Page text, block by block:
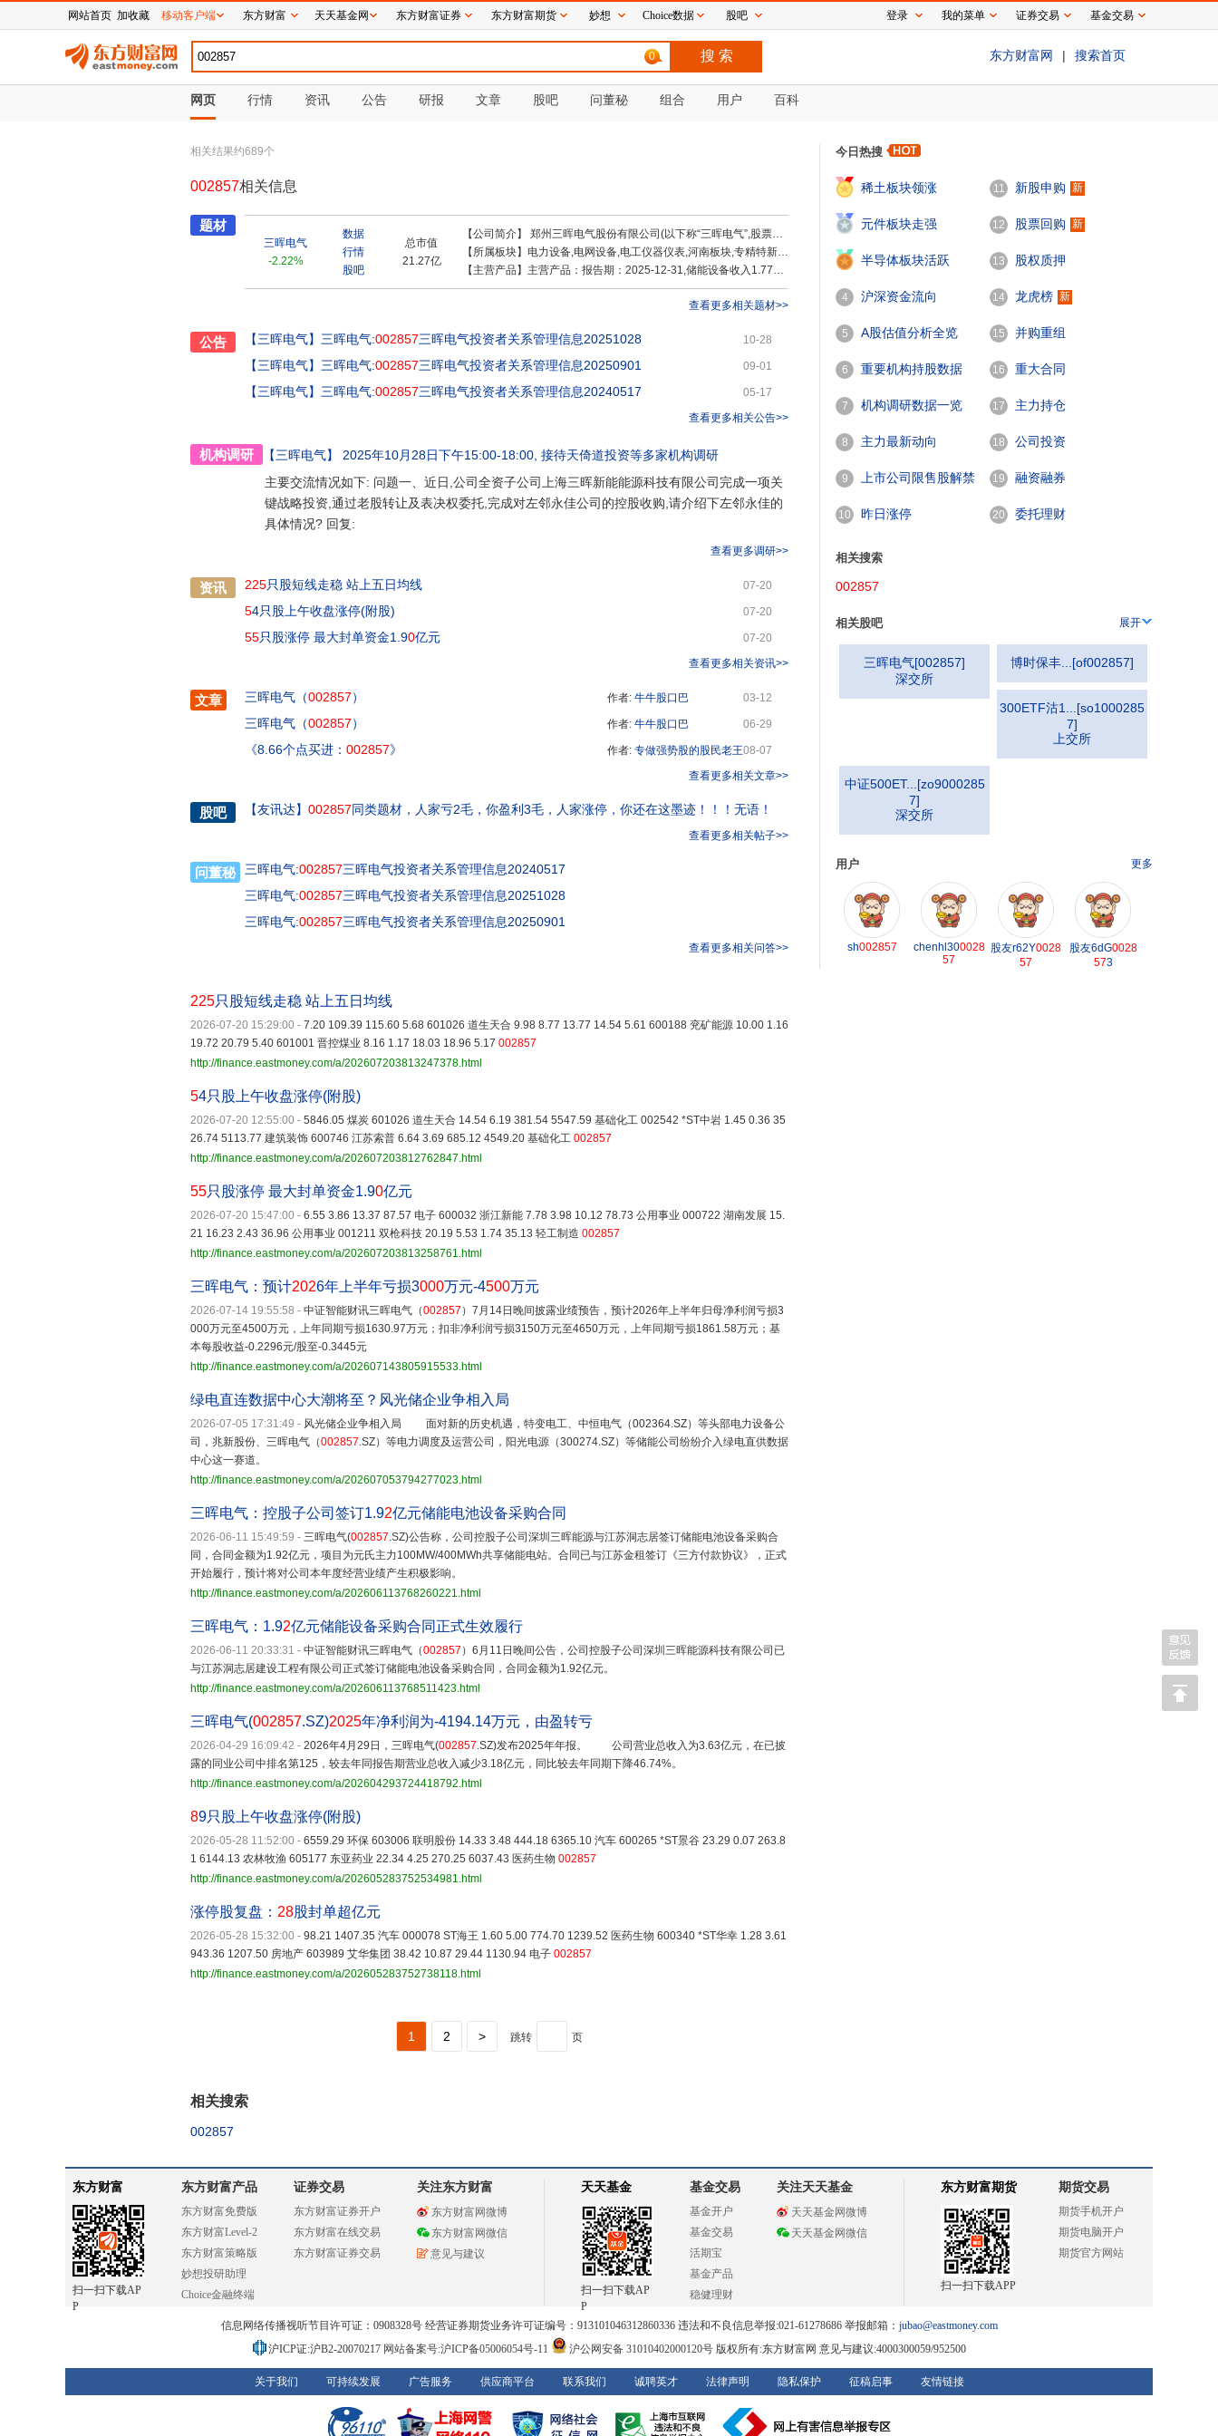
0 东方财富网 | 搜索首页
网页 行情 资讯 公告 研报 文章 股吧 问董秘 组合 用户 百科
相关结果约689个
002857相关信息
题材
三晖电气
-2.22%
数据
行情
股吧
总市值
21.27亿
【公司简介】 郑州三晖电气股份有限公司(以下称“三晖电气”,股票代码
)2017年3月23日在深交所中小板挂牌上市。
【所属板块】 电力设备,电网设备,电工仪器仪表,河南板块,专精特新,电网概念,微盘股,机器人概念,储能概念,虚拟电厂,智能电网,新能源
【主营产品】 主营产品：报告期：2025-12-31,储能设备收入1.77亿 ，占比48.91% ，利润0.05亿 ，占比8.21% ，毛利率2.87%；其他(补充)收入0.09亿 ，占比2.38% ，利润0.04亿 ，占比6.88% ，毛利率49.29%；康养机器人收入0.03亿 ，占比0.94% ，利润0亿 ，占比-0.16% ，毛利率-2.91%；电能表标准与校验装置产品系列收入0.52亿 ，占比14.31% ，利润0.2亿 ，占比32.15% ，毛利率38.34%；电能计量配套产品系列收入1.21亿 ，占比33.45% ，利润0.33亿 ，占比52.91% ，毛利率27%
查看更多相关题材>>
公告 【三晖电气】 三晖电气:002857三晖电气投资者关系管理信息20251028 10-28
【三晖电气】 三晖电气:002857三晖电气投资者关系管理信息20250901 09-01
【三晖电气】 三晖电气:002857三晖电气投资者关系管理信息20240517
05-17
查看更多相关公告>>
机构调研 【三晖电气】 2025年10月28日下午15:00-18:00 , 接待天倚道投资等多家机构调研
主要交流情况如下: 问题一、近日,公司全资子公司上海三晖新能能源科技有限公司完成一项关
键战略投资,通过老股转让及表决权委托,完成对左邻永佳公司的控股收购,请介绍下左邻永佳的
具体情况? 回复:
查看更多调研>>
资讯 225只股短线走稳 站上五日均线 07-20
54只股上午收盘涨停(附股) 07-20
55只股涨停 最大封单资金1.90亿元
07-20
查看更多相关资讯>>
文章 三晖电气（002857） 作者: 牛牛股口巴 03-12
三晖电气（002857） 作者: 牛牛股口巴 06-29
《8.66个点买进： 002857》 作者: 专做强势股的股民老王08-07
查看更多相关文章>>
股吧 【友讯达】 002857同类题材，人家亏2毛，你盈利3毛，人家涨停，你还在这墨迹！！！无语！
查看更多相关帖子>>
问董秘 三晖电气:002857三晖电气投资者关系管理信息20240517
三晖电气:002857三晖电气投资者关系管理信息20251028
三晖电气:002857三晖电气投资者关系管理信息20250901
查看更多相关问答>>
225只股短线走稳 站上五日均线
2026-07-20 15:29:00 - 7.20 109.39 115.60 5.68 601026 道生天合 9.98 8.77 13.77 14.54 5.61 600188 兖矿能源 10.00 1.16
19.72 20.79 5.40 601001 晋控煤业 8.16 1.17 18.03 18.96 5.17 002857
http://finance.eastmoney.com/a/202607203813247378.html
54只股上午收盘涨停(附股)
2026-07-20 12:55:00 - 5846.05 煤炭 601026 道生天合 14.54 6.19 381.54 5547.59 基础化工 002542 *ST中岩 1.45 0.36 35
26.74 5113.77 建筑装饰 600746 江苏索普 6.64 3.69 685.12 4549.20 基础化工 002857
http://finance.eastmoney.com/a/202607203812762847.html
55只股涨停 最大封单资金1.90亿元
2026-07-20 15:47:00 - 6.55 3.86 13.37 87.57 电子 600032 浙江新能 7.78 3.98 10.12 78.73 公用事业 000722 湖南发展 15.
21 16.23 2.43 36.96 公用事业 001211 双枪科技 20.19 5.53 1.74 35.13 轻工制造 002857
http://finance.eastmoney.com/a/202607203813258761.html
三晖电气：预计2026年上半年亏损3000万元-4500万元
2026-07-14 19:55:58 - 中证智能财讯三晖电气（002857 ）7月14日晚间披露业绩预告，预计2026年上半年归母净利润亏损3
000万元至4500万元，上年同期亏损1630.97万元；扣非净利润亏损3150万元至4650万元，上年同期亏损1861.58万元；基
本每股收益-0.2296元/股至-0.3445元
http://finance.eastmoney.com/a/202607143805915533.html
绿电直连数据中心大潮将至？风光储企业争相入局
2026-07-05 17:31:49 - 风光储企业争相入局 面对新的历史机遇，特变电工、中恒电气（002364.SZ）等头部电力设备公
司，兆新股份、三晖电气（002857.SZ）等电力调度及运营公司，阳光电源（300274.SZ）等储能公司纷纷介入绿电直供数据
中心这一赛道。
http://finance.eastmoney.com/a/202607053794277023.html
三晖电气：控股子公司签订1.92亿元储能电池设备采购合同
2026-06-11 15:49:59 - 三晖电气(002857.SZ)公告称，公司控股子公司深圳三晖能源与江苏洞志居签订储能电池设备采购合
同，合同金额为1.92亿元，项目为元氏主力100MW/400MWh共享储能电站。合同已与江苏金租签订《三方付款协议》，正式
开始履行，预计将对公司本年度经营业绩产生积极影响。
http://finance.eastmoney.com/a/202606113768260221.html
三晖电气：1.92亿元储能设备采购合同正式生效履行
2026-06-11 20:33:31 - 中证智能财讯三晖电气（002857 ）6月11日晚间公告，公司控股子公司深圳三晖能源科技有限公司已
与江苏洞志居建设工程有限公司正式签订储能电池设备采购合同，合同金额为1.92亿元。
http://finance.eastmoney.com/a/202606113768511423.html
三晖电气(002857.SZ)2025年净利润为-4194.14万元，由盈转亏
2026-04-29 16:09:42 - 2026年4月29日，三晖电气(002857.SZ)发布2025年年报。 公司营业总收入为3.63亿元，在已披
露的同业公司中排名第125，较去年同报告期营业总收入减少3.18亿元，同比较去年同期下降46.74%。
http://finance.eastmoney.com/a/202604293724418792.html
89只股上午收盘涨停(附股)
2026-05-28 11:52:00 - 6559.29 环保 603006 联明股份 14.33 3.48 444.18 6365.10 汽车 600265 *ST景谷 23.29 0.07 263.8
1 6144.13 农林牧渔 605177 东亚药业 22.34 4.25 270.25 6037.43 医药生物 002857
http://finance.eastmoney.com/a/202605283752534981.html
涨停股复盘： 28股封单超亿元
2026-05-28 15:32:00 - 98.21 1407.35 汽车 000078 ST海王 1.60 5.00 774.70 1239.52 医药生物 600340 *ST华幸 1.28 3.61
943.36 1207.50 房地产 603989 艾华集团 38.42 10.87 29.44 1130.94 电子 002857
http://finance.eastmoney.com/a/202605283752738118.html
1 2 > 跳转 页
相关搜索
002857
今日热搜
稀土板块领涨
2
元件板块走强
3
半导体板块活跃
4 沪深资金流向
5 A股估值分析全览
6 重要机构持股数据
7 机构调研数据一览
8 主力最新动向
9 上市公司限售股解禁
一览
10 昨日涨停
11 新股申购 新
12 股票回购 新
13 股权质押
14 龙虎榜 新
15 并购重组
16 重大合同
17 主力持仓
18 公司投资
19 融资融券
20 委托理财
相关搜索
002857
相关股吧 展开
三晖电气[002857]
深交所
博时保丰... [of002857]
300ETF沽1... [so1000285
7]
上交所
中证500ET... [zo9000285
7]
深交所
用户 更多
sh002857 chenhl300028
57
股友r62Y0028
57
股友6dG0028
573
东方财富
扫一扫下载AP
P
东方财富产品
东方财富免费版
东方财富Level-2
东方财富策略版
妙想投研助理
Choice金融终端
证券交易
东方财富证券开户
东方财富在线交易
东方财富证券交易
关注东方财富
东方财富网微博
东方财富网微信
意见与建议
天天基金
扫一扫下载AP
P
基金交易
基金开户
基金交易
活期宝
基金产品
稳健理财
关注天天基金
天天基金网微博
天天基金网微信
东方财富期货
扫一扫下载APP
期货交易
期货手机开户
期货电脑开户
期货官方网站
信息网络传播视听节目许可证：0908328号 经营证券期货业务许可证编号：913101046312860336 违法和不良信息举报:021-61278686 举报邮箱： jubao@eastmoney.com
沪ICP证:沪B2-20070217 网站备案号:沪ICP备05006054号-11 沪公网安备 31010402000120号版权所有:东方财富网 意见与建议:4000300059/952500
关于我们 可持续发展 广告服务 供应商平台 联系我们 诚聘英才 法律声明 隐私保护 征稿启事 友情链接
网站首页 加收藏 移动客户端 东方财富 天天基金网 东方财富证券 东方财富期货 妙想 Choice数据 股吧 登录 我的菜单 证券交易 基金交易